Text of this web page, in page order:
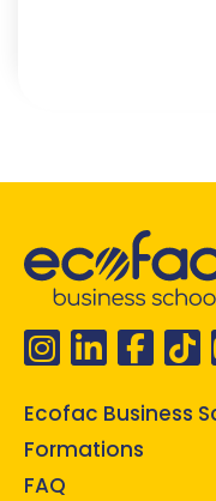
Ecofac Business
Formations
FAQ